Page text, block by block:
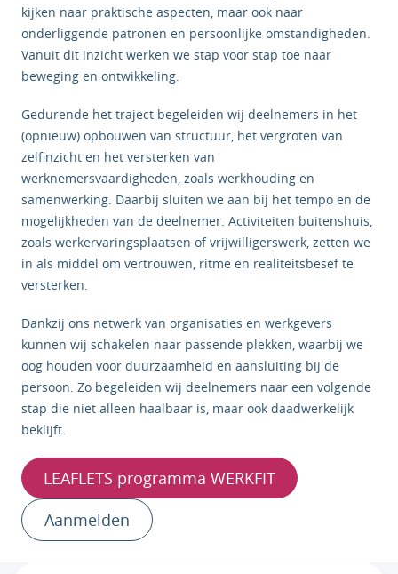
kijken naar praktische aspecten, maar ook naar
onderliggende patronen en persoonlijke omstandigheden.
Vanuit dit inzicht werken we stap voor stap toe naar
beweging en ontwikkeling.
Gedurende het traject begeleiden wij deelnemers in het
(opnieuw) opbouwen van structuur, het vergroten van
zelfinzicht en het versterken van
werknemersvaardigheden, zoals werkhouding en
samenwerking. Daarbij sluiten we aan bij het tempo en de
mogelijkheden van de deelnemer. Activiteiten buitenshuis,
zoals werkervaringsplaatsen of vrijwilligerswerk, zetten we
in als middel om vertrouwen, ritme en realiteitsbesef te
versterken.
Dankzij ons netwerk van organisaties en werkgevers
kunnen wij schakelen naar passende plekken, waarbij we
oog houden voor duurzaamheid en aansluiting bij de
persoon. Zo begeleiden wij deelnemers naar een volgende
stap die niet alleen haalbaar is, maar ook daadwerkelijk
beklijft.
LEAFLETS programma WERKFIT
Aanmelden